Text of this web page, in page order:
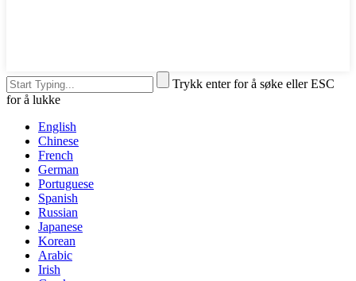
Trykk enter for å søke eller ESC
for å lukke
English
Chinese
French
German
Portuguese
Spanish
Russian
Japanese
Korean
Arabic
Irish